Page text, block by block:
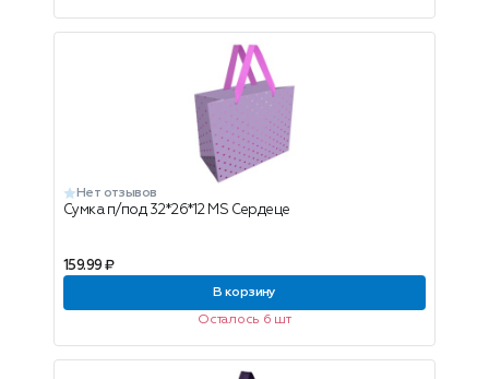
Нет отзывов
Сумка п/под 32*26*12 MS Сердеце
159.99 ₽
В корзину
Осталось 6 шт